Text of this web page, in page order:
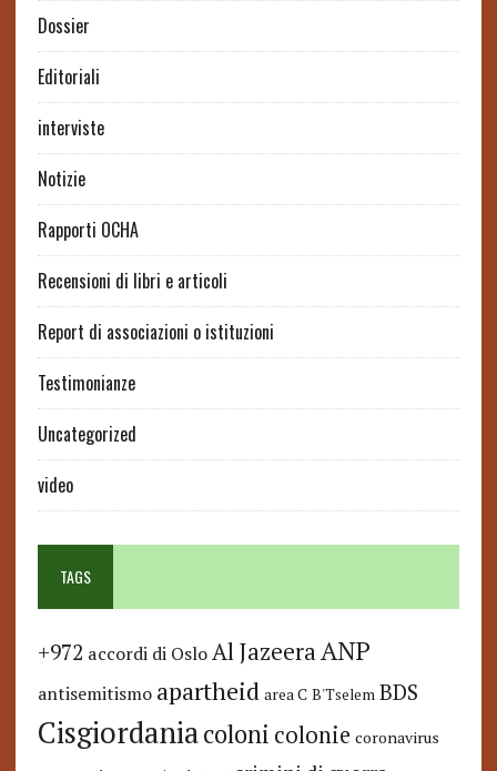
Dossier
Editoriali
interviste
Notizie
Rapporti OCHA
Recensioni di libri e articoli
Report di associazioni o istituzioni
Testimonianze
Uncategorized
video
TAGS
+972 accordi di Oslo Al JazeeraANP
antisemitismo apartheid area C B'Tselem BDS
Cisgiordaniacoloni colonie coronavirus